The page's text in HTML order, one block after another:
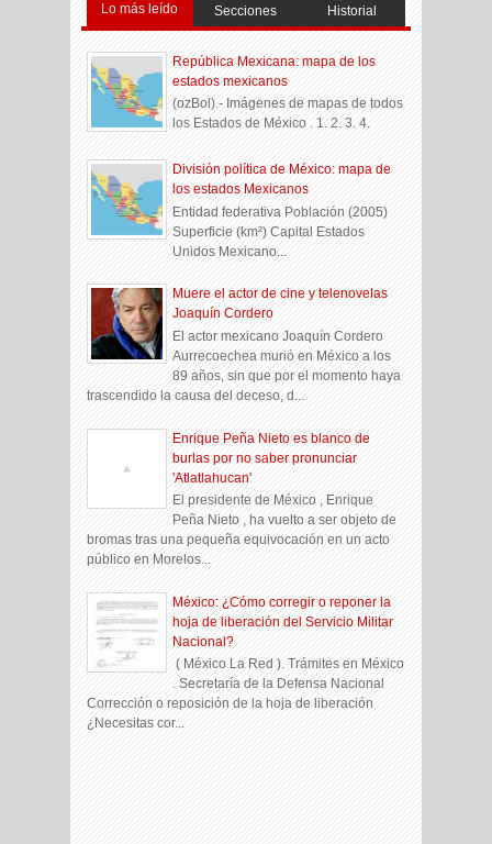
Lo más leído Secciones Historial
República Mexicana: mapa de los
estados mexicanos
(ozBol).- Imágenes de mapas de todos
los Estados de México . 1. 2. 3. 4.
División política de México: mapa de
los estados Mexicanos
Entidad federativa Población (2005)
Superficie (km²) Capital Estados
Unidos Mexicano...
Muere el actor de cine y telenovelas
Joaquín Cordero
El actor mexicano Joaquín Cordero
Aurrecoechea murió en México a los
89 años, sin que por el momento haya
trascendido la causa del deceso, d...
Enrique Peña Nieto es blanco de
burlas por no saber pronunciar
'Atlatlahucan'
El presidente de México , Enrique
Peña Nieto , ha vuelto a ser objeto de
bromas tras una pequeña equivocación en un acto
público en Morelos...
México: ¿Cómo corregir o reponer la
hoja de liberación del Servicio Militar
Nacional?
( México La Red ). Trámites en México
. Secretaría de la Defensa Nacional
Corrección o reposición de la hoja de liberación
¿Necesitas cor...